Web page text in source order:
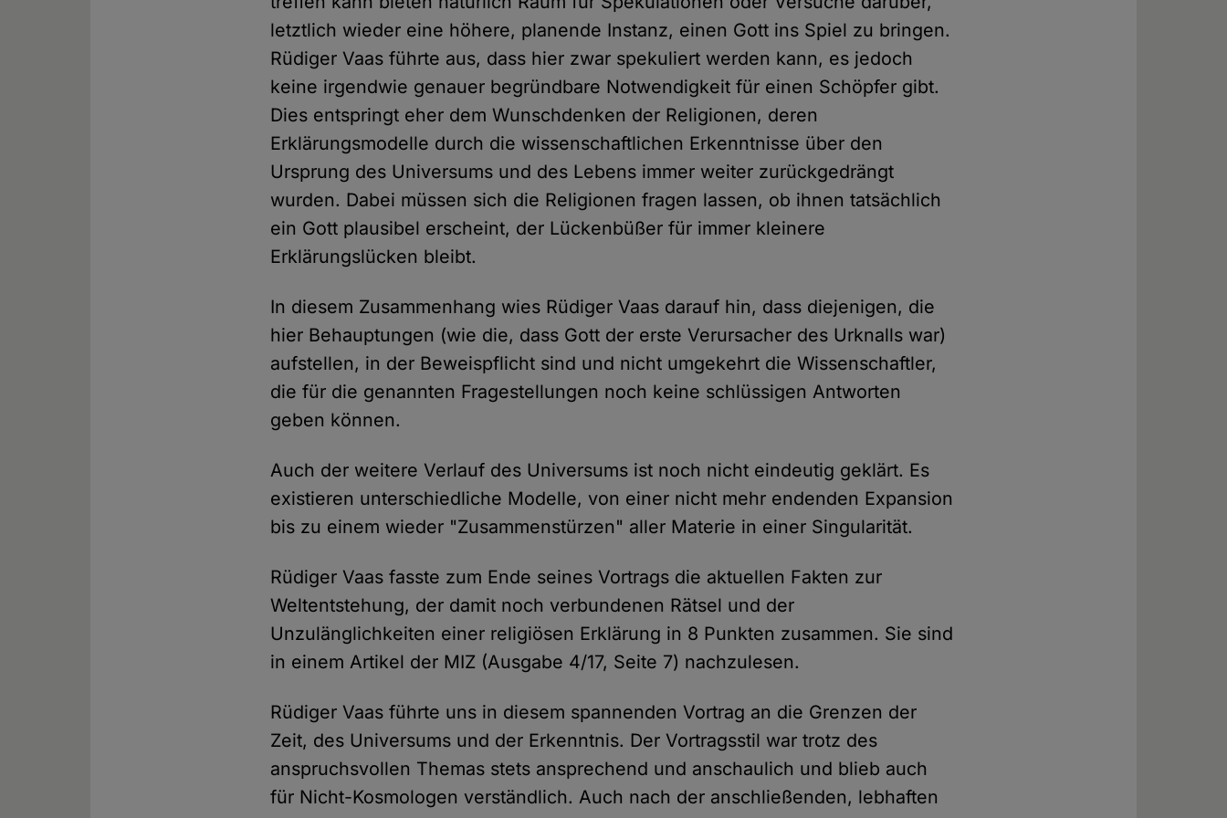
letztlich wieder eine höhere, planende Instanz, einen Gott ins Spiel zu bringen.
Rüdiger Vaas führte aus, dass hier zwar spekuliert werden kann, es jedoch
keine irgendwie genauer begründbare Notwendigkeit für einen Schöpfer gibt.
Dies entspringt eher dem Wunschdenken der Religionen, deren
Erklärungsmodelle durch die wissenschaftlichen Erkenntnisse über den
Ursprung des Universums und des Lebens immer weiter zurückgedrängt
wurden. Dabei müssen sich die Religionen fragen lassen, ob ihnen tatsächlich
ein Gott plausibel erscheint, der Lückenbüßer für immer kleinere
Erklärungslücken bleibt.
In diesem Zusammenhang wies Rüdiger Vaas darauf hin, dass diejenigen, die
hier Behauptungen (wie die, dass Gott der erste Verursacher des Urknalls war)
aufstellen, in der Beweispflicht sind und nicht umgekehrt die Wissenschaftler,
die für die genannten Fragestellungen noch keine schlüssigen Antworten
geben können.
Auch der weitere Verlauf des Universums ist noch nicht eindeutig geklärt. Es
existieren unterschiedliche Modelle, von einer nicht mehr endenden Expansion
bis zu einem wieder "Zusammenstürzen" aller Materie in einer Singularität.
Rüdiger Vaas fasste zum Ende seines Vortrags die aktuellen Fakten zur
Weltentstehung, der damit noch verbundenen Rätsel und der
Unzulänglichkeiten einer religiösen Erklärung in 8 Punkten zusammen. Sie sind
in einem Artikel der MIZ (Ausgabe 4/17, Seite 7) nachzulesen.
Rüdiger Vaas führte uns in diesem spannenden Vortrag an die Grenzen der
Zeit, des Universums und der Erkenntnis. Der Vortragsstil war trotz des
anspruchsvollen Themas stets ansprechend und anschaulich und blieb auch
für Nicht-Kosmologen verständlich. Auch nach der anschließenden, lebhaften